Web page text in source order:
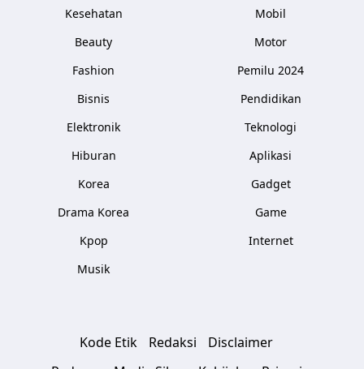
Kesehatan
Beauty
Fashion
Bisnis
Elektronik
Hiburan
Korea
Drama Korea
Kpop
Musik
Mobil
Motor
Pemilu 2024
Pendidikan
Teknologi
Aplikasi
Gadget
Game
Internet
Kode Etik Redaksi
Disclaimer